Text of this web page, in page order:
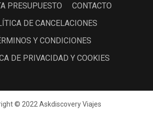
PRESUPUESTO
CONTACTO
DE CANCELACIONES
Y CONDICIONES
DE PRIVACIDAD Y COOKIES
© 2022 Askdiscovery Viajes